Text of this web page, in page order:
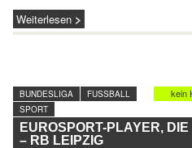
Weiterlesen
kein
BUNDESLIGA
FUSSBALL
SPORT
EUROSPORT-PLAYER,
– RB LEIPZIG